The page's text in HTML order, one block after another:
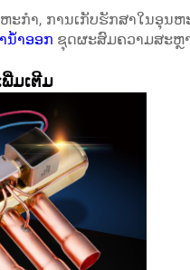
ະກໍາ, ການເກັບຮັກສາໃນອຸນ
ນ້ຳອອກ ຊຸດຜະສົມຄວາມສະຫຼ
ມເຕີມ